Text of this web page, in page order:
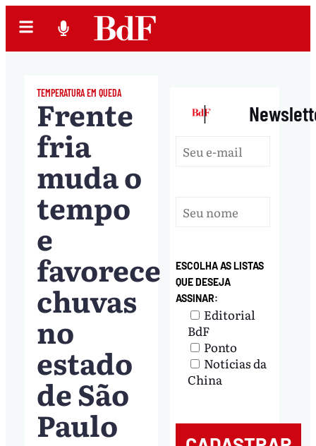
TEMPERATURA EM QUEDA
Frente
fria
muda o
tempo
e
favorece
chuvas
no
estado
de São
Paulo
|
ESCOLHA AS LISTAS
QUE DESEJA
ASSINAR:
Editorial
BdF
Ponto
Notícias da
China